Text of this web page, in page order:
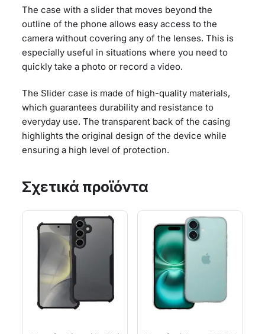
The case with a slider that moves beyond the
outline of the phone allows easy access to the
camera without covering any of the lenses. This is
especially useful in situations where you need to
quickly take a photo or record a video.
The Slider case is made of high-quality materials,
which guarantees durability and resistance to
everyday use. The transparent back of the casing
highlights the original design of the device while
ensuring a high level of protection.
Σχετικά προϊόντα